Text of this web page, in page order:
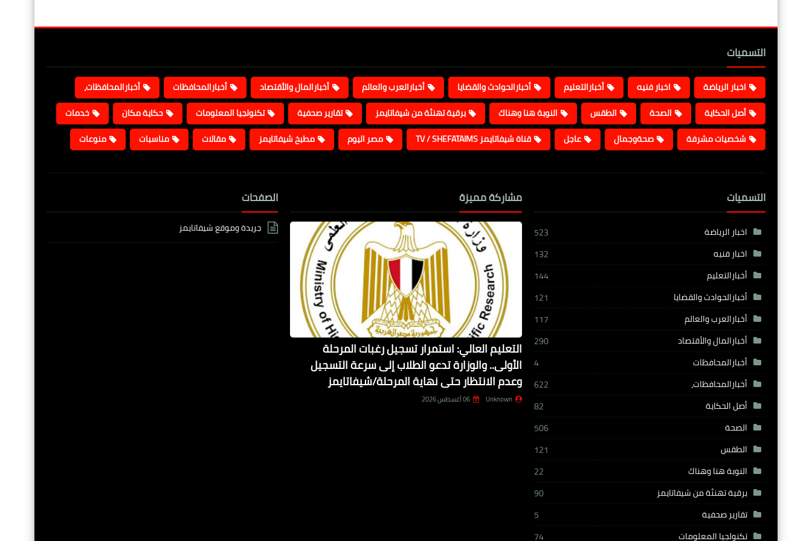
التسميات
اخبار الرياضة اخبار فنيه أخبارالتعليم أخبارالحوادث والقضايا أخبارالعرب والعالم أخبارالمال والأقتصاد أخبارالمحافظات
أخبارالمحافظات،
أصل الحكاية
الصحة الطقس النوبة هنا وهناك برقية تهنئة من شيفاتايمز تقارير صحفية تكنولجيا المعلومات حكاية مكان
خدمات
شخصيات مشرفة
صحةوجمال عاجل قناة شيفاتايمز TV / SHEFATAIMS مصر اليوم مطبخ شيفاتايمز مقالات مناسبات منوعات
التسميات
اخبار الرياضة
523
اخبار فنيه
132
أخبارالتعليم
144
أخبارالحوادث والقضايا
121
أخبارالعرب والعالم
117
أخبارالمال والأقتصاد
290
أخبارالمحافظات
4
أخبارالمحافظات،
622
أصل الحكاية
82
الصحة
506
الطقس
121
النوبة هنا وهناك
22
برقية تهنئة من شيفاتايمز
90
تقارير صحفية
5
تكنولجيا المعلومات
74
مشاركة مميزة
التعليم العالي: استمرار تسجيل رغبات المرحلة
الأولى.. والوزارة تدعو الطلاب إلى سرعة التسجيل
وعدم الانتظار حتى نهاية المرحلة/شيفاتايمز
Unknown 06 أغسطس 2026
الصفحات
جريدة وموقع شيفاتايمز